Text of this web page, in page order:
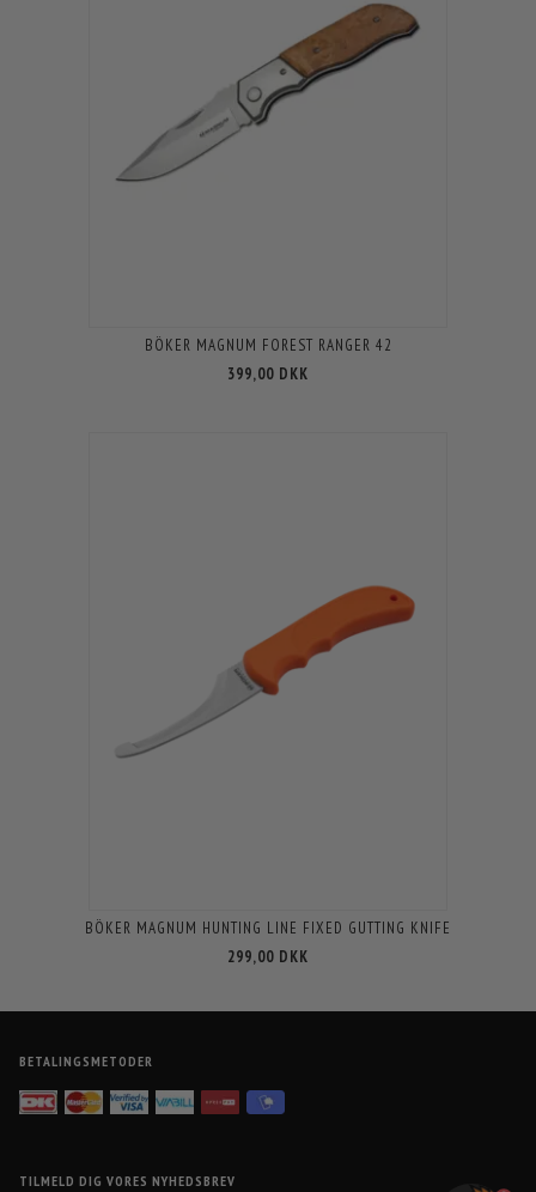
BÖKER MAGNUM FOREST RANGER 42
399,00 DKK
BÖKER MAGNUM HUNTING LINE FIXED GUTTING KNIFE
299,00 DKK
BETALINGSMETODER
TILMELD DIG VORES NYHEDSBREV